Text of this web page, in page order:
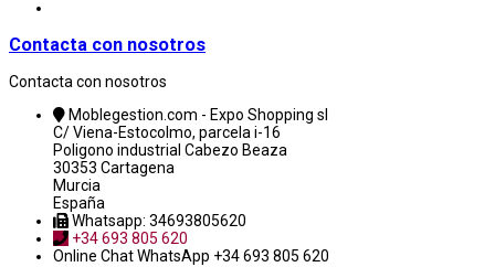
Contacta con nosotros
Contacta con nosotros
Moblegestion.com - Expo Shopping sl
C/ Viena-Estocolmo, parcela i-16
Poligono industrial Cabezo Beaza
30353 Cartagena
Murcia
España
Whatsapp: 34693805620
+34 693 805 620
Online ChatWhatsApp +34 693 805 620